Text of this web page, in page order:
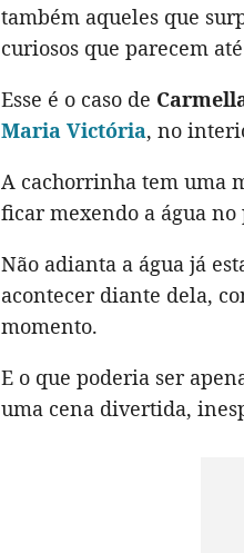
também aqueles que
curiosos que parecem
Esse é o caso de
Maria Victória, no
A cachorrinha tem uma
ficar mexendo a água no
Não adianta a água já
acontecer diante dela,
momento.
E o que poderia ser
uma cena divertida,